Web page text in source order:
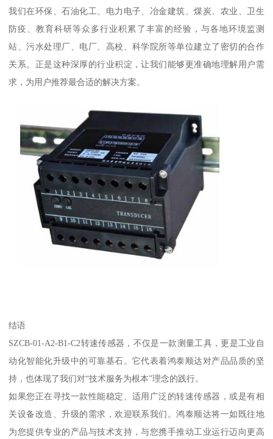
我们在环保、石油化工、电力电子、冶金建筑、煤炭、农业、卫生
防疫、教育科研等众多行业积累了丰富的经验，与各地环境监测
站、污水处理厂、电厂、高校、科学院所等单位建立了密切的合作
关系。正是这种深厚的行业积淀，让我们能够更准确地理解用户需
求，为用户推荐最合适的解决方案。
结语
SZCB-01-A2-B1-C2转速传感器，不仅是一款测量工具，更是工业自
动化智能化升级中的可靠基石。它代表着鸿泰顺达对产品品质的坚
持，也体现了我们对“技术服务为根本”理念的践行。
如果您正在寻找一款性能稳定、适用广泛的转速传感器，或是有相
关设备改造、升级的需求，欢迎联系我们。鸿泰顺达将一如既往地
为您提供专业的产品与技术支持，与您携手推动工业运行迈向更高